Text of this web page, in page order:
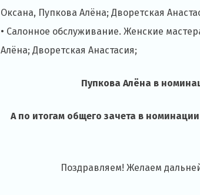
Оксана, Пупкова Алёна; Дворетская
• Салонное обслуживание. Женские
Алёна; Дворетская Анастасия;
Пупкова Алёна в
А по итогам общего зачета в
Поздравляем! Желаем